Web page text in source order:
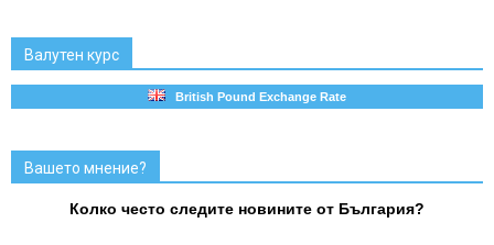
Валутен курс
British Pound Exchange Rate
Вашето мнение?
Колко често следите новините от България?